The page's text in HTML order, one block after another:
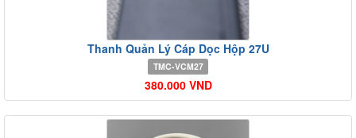
Thanh Quản Lý Cáp Dọc Hộp 27U
TMC-VCM27
380.000 VND